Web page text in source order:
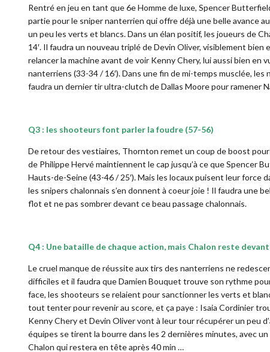
Rentré en jeu en tant que 6e Homme de luxe, Spencer
partie pour le sniper nanterrien qui offre déjà une belle avance
un peu les verts et blancs. Dans un élan positif, les joueurs de
14′. Il faudra un nouveau triplé de Devin Oliver, visiblement
relancer la machine avant de voir Kenny Chery, lui aussi bien en
nanterriens (33-34 / 16′). Dans une fin de mi-temps musclée,
faudra un dernier tir ultra-clutch de Dallas Moore pour ramener
Q3 : les shooteurs font parler la foudre (57-56)
De retour des vestiaires, Thornton remet un coup de boost
de Philippe Hervé maintiennent le cap jusqu’à ce que Spencer
Hauts-de-Seine (43-46 / 25′). Mais les locaux puisent leur
les snipers chalonnais s’en donnent à coeur joie ! Il faudra une
flot et ne pas sombrer devant ce beau passage chalonnais.
Q4 : Une bataille de chaque action, mais Chalon reste
Le cruel manque de réussite aux tirs des nanterriens ne
difficiles et il faudra que Damien Bouquet trouve son rythme
face, les shooteurs se relaient pour sanctionner les verts et
tout tenter pour revenir au score, et ça paye : Isaia Cordinier
Kenny Chery et Devin Oliver vont à leur tour récupérer un peu
équipes se tirent la bourre dans les 2 dernières minutes, avec
Chalon qui restera en tête après 40 min …